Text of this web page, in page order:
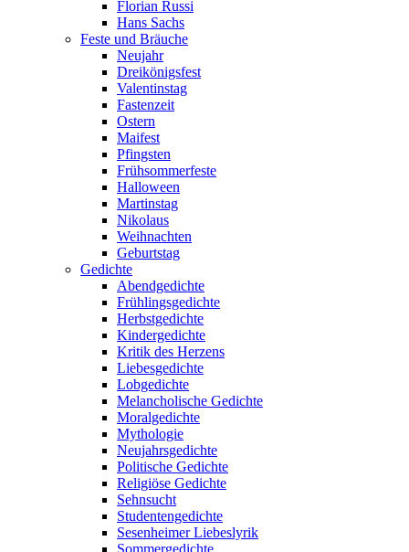
Florian Russi
Hans Sachs
Feste und Bräuche
Neujahr
Dreikönigsfest
Valentinstag
Fastenzeit
Ostern
Maifest
Pfingsten
Frühsommerfeste
Halloween
Martinstag
Nikolaus
Weihnachten
Geburtstag
Gedichte
Abendgedichte
Frühlingsgedichte
Herbstgedichte
Kindergedichte
Kritik des Herzens
Liebesgedichte
Lobgedichte
Melancholische Gedichte
Moralgedichte
Mythologie
Neujahrsgedichte
Politische Gedichte
Religiöse Gedichte
Sehnsucht
Studentengedichte
Sesenheimer Liebeslyrik
Sommergedichte